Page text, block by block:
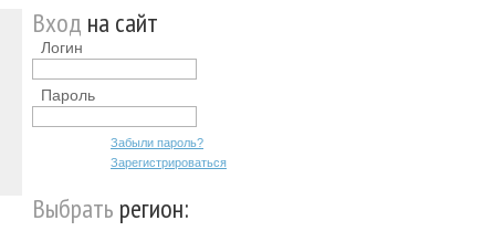
Вход на сайт
Логин
Пароль
Забыли пароль?
Зарегистрироваться
Выбрать регион: